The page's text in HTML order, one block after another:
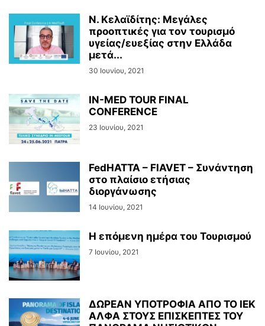
ΑΣΤΙΚΕΣ ΣΥΓΚΟΙΝΩΝΊΕΣ ΑΣΤΡΟΛΟΓΙΚΈΣ ΠΡΟΒΛΈΨΕΙΣ
ΑΥΤΟΔΙΟΊΚΗΣΗ ΑΥΤΟΚΊΝΗΤΑ ΑΦΙΕΡΏΜΑΤΑ
ΒΙΏΣΙΜΗ ΤΟΥΡΙΣΤΙΚΉ ΑΝΆΠΤΥΞΗ ΒΙΩΣΙΜΌΤΗΤΑ
ΒΟΥΤΙΈΣ ΣΤΟ ΧΑ
Ν. Κελαϊδίτης: Μεγάλες
προοπτικές για τον τουρισμό
υγείας/ευεξίας στην Ελλάδα
μετά...
30 Ιουνίου, 2021
IN-MED TOUR FINAL
CONFERENCE
23 Ιουνίου, 2021
FedHATTA – FIAVET – Συνάντηση
στο πλαίσιο ετήσιας
διοργάνωσης
14 Ιουνίου, 2021
Η επόμενη ημέρα του Τουρισμού
7 Ιουνίου, 2021
ΔΩΡΕΑΝ ΥΠΟΤΡΟΦΙΑ ΑΠΟ ΤΟ ΙΕΚ
ΑΛΦΑ ΣΤΟΥΣ ΕΠΙΣΚΕΠΤΕΣ ΤΟΥ